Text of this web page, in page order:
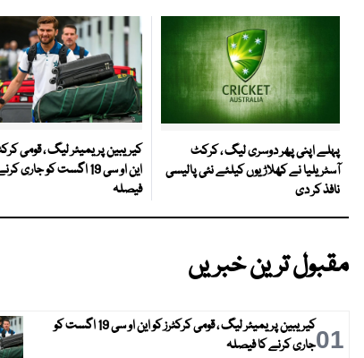
پہلے اپنی پھر دوسری لیگ ، کرکٹ
آسٹریلیا نے کھلاڑیوں کیلئے نئی پالیسی
نافذ کر دی
کیریبین پریمیئر لیگ ، قومی
این او سی 19 اگست کو جاری
فیصلہ
مقبول ترین خبریں
01
کیریبین پریمیئر لیگ ، قومی کرکٹرز کو این او سی 19 اگست کو
جاری کرنے کا فیصلہ